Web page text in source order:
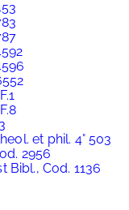
et phil. 4° 503
2956
Cod. 1136